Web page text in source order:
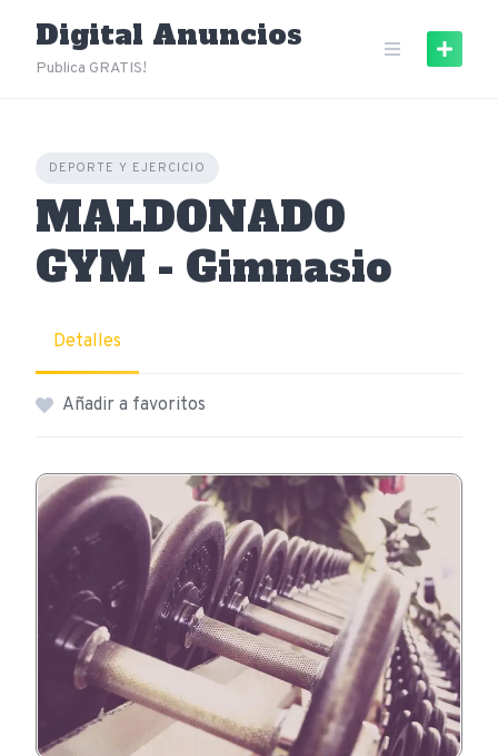
content
Digital Anuncios
Publica GRATIS!
DEPORTE Y EJERCICIO
MALDONADO
GYM - Gimnasio
Detalles
Añadir a favoritos